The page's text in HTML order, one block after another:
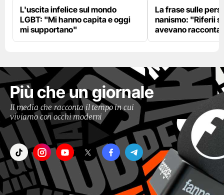
L'uscita infelice sul mondo
LGBT: "Mi hanno capita e oggi
mi supportano"
La frase sulle
nanismo: "Riferii
avevano
Più che un giornale
Il media che racconta il tempo in cui
viviamo con occhi moderni